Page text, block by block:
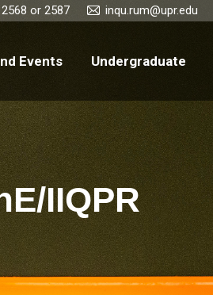
or 2587 inqu.rum@upr.edu
Events Undergraduate
IIQPR